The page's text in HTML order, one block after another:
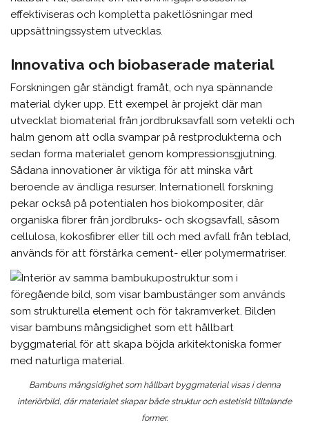
effektiviseras och kompletta paketlösningar med
uppsättningssystem utvecklas.
Innovativa och biobaserade material
Forskningen går ständigt framåt, och nya spännande
material dyker upp. Ett exempel är projekt där man
utvecklat biomaterial från jordbruksavfall som vetekli och
halm genom att odla svampar på restprodukterna och
sedan forma materialet genom kompressionsgjutning.
Sådana innovationer är viktiga för att minska vårt
beroende av ändliga resurser. Internationell forskning
pekar också på potentialen hos biokompositer, där
organiska fibrer från jordbruks- och skogsavfall, såsom
cellulosa, kokosfibrer eller till och med avfall från teblad,
används för att förstärka cement- eller polymermatriser.
Bambuns mångsidighet som hållbart byggmaterial visas i denna
interiörbild, där materialet skapar både struktur och estetiskt tilltalande
former.